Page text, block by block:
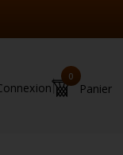
|
0
Panier